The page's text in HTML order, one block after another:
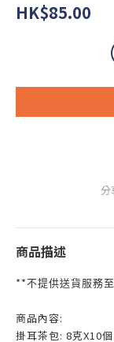
HK$85.00
分
商品描述
**不提供送貨服務
商品內容:
掛耳茶包: 8克X10